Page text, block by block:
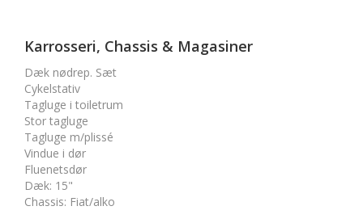
Karrosseri, Chassis & Magasiner
Dæk nødrep. Sæt
Cykelstativ
Tagluge i toiletrum
Stor tagluge
Tagluge m/plissé
Vindue i dør
Fluenetsdør
Dæk: 15"
Chassis: Fiat/alko